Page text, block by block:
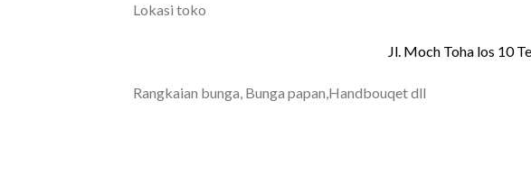
Lokasi toko
Jl. Moch Toha los 10
Rangkaian bunga, Bunga papan,Handbouqet dll